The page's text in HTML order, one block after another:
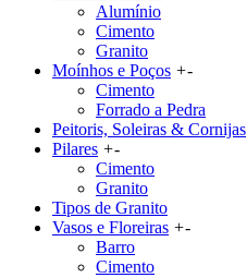
Alumínio
Cimento
Granito
Moínhos e Poços +-
Cimento
Forrado a Pedra
Peitoris, Soleiras & Cornijas
Pilares +-
Cimento
Granito
Tipos de Granito
Vasos e Floreiras +-
Barro
Cimento